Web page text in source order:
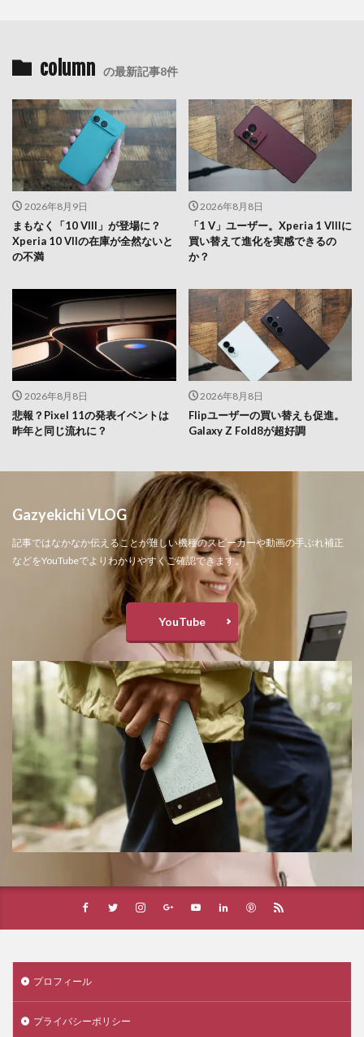
column の最新記事8件
2026年8月9日
まもなく「10 VIII」が登場に？
Xperia 10 VIIの在庫が全然ないと
の不満
2026年8月8日
「1 V」ユーザー。Xperia 1 VIIIに
買い替えて進化を実感できるの
か？
2026年8月8日
悲報？Pixel 11の発表イベントは
昨年と同じ流れに？
2026年8月8日
Flipユーザーの買い替えも促進。
Galaxy Z Fold8が超好調
Gazyekichi VLOG
記事ではなかなか伝えることが難しい機種のスピーカーや動画の手ぶれ補正
などをYouTubeでよりわかりやすくご確認できます。
YouTube
プロフィール
プライバシーポリシー